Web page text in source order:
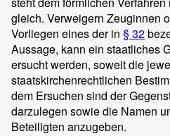
gleich. Verweigern Zeuginnen
Vorliegen eines der in § 32
Aussage, kann ein staatliches
ersucht werden, soweit die
staatskirchenrechtlichen
dem Ersuchen sind der
darzulegen sowie die Namen
Beteiligten anzugeben.